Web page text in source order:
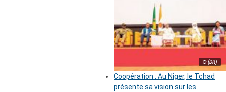
© (DR)
Coopération : Au Niger, le Tchad
présente sa vision sur les